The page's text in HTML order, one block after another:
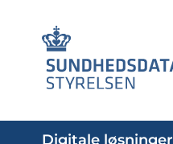
Digitale løsninger